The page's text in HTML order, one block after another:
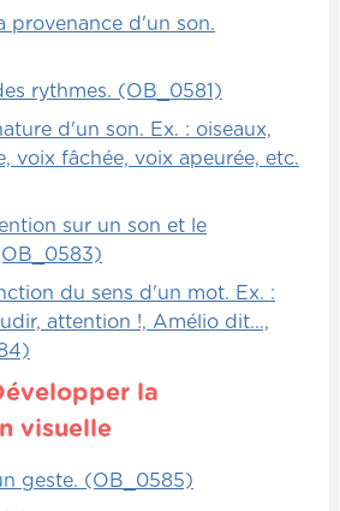
se font de part et
qui est sur la sellette et
évidemment, on peut
qui est sur la sellette avec
rapidement. Alors, c'est
où on peut faire plein de
le vocabulaire.
à des trucs à deviner qui
et qui sont très efficaces
l'expression des questions
évidemment. Alors,
provenance d'un son.
rythmes. (OB_0581)
d'un son. Ex. : oiseaux,
voix fâchée, voix apeurée, etc.
sur un son et le
du sens d'un mot. Ex. :
attention !, Amélio dit...,
la
visuelle
geste. (OB_0585)